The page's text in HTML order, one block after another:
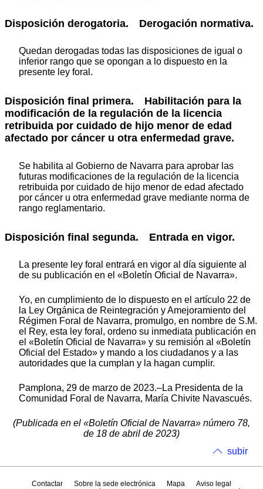
Disposición derogatoria. Derogación normativa.
Quedan derogadas todas las disposiciones de igual o
inferior rango que se opongan a lo dispuesto en la
presente ley foral.
Disposición final primera. Habilitación para la
modificación de la regulación de la licencia
retribuida por cuidado de hijo menor de edad
afectado por cáncer u otra enfermedad grave.
Se habilita al Gobierno de Navarra para aprobar las
futuras modificaciones de la regulación de la licencia
retribuida por cuidado de hijo menor de edad afectado
por cáncer u otra enfermedad grave mediante norma de
rango reglamentario.
Disposición final segunda. Entrada en vigor.
La presente ley foral entrará en vigor al día siguiente al
de su publicación en el «Boletín Oficial de Navarra».
Yo, en cumplimiento de lo dispuesto en el artículo 22 de
la Ley Orgánica de Reintegración y Amejoramiento del
Régimen Foral de Navarra, promulgo, en nombre de S.M.
el Rey, esta ley foral, ordeno su inmediata publicación en
el «Boletín Oficial de Navarra» y su remisión al «Boletín
Oficial del Estado» y mando a los ciudadanos y a las
autoridades que la cumplan y la hagan cumplir.
Pamplona, 29 de marzo de 2023.–La Presidenta de la
Comunidad Foral de Navarra, María Chivite Navascués.
(Publicada en el «Boletín Oficial de Navarra» número 78,
de 18 de abril de 2023)
subir
Contactar Sobre la sede electrónica Mapa
Aviso legal